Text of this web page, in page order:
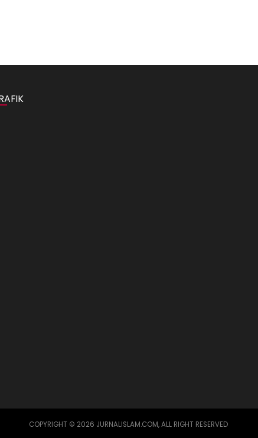
COPYRIGHT © 2026 JURNALISLAM.COM, ALL RIGHT RESERVED